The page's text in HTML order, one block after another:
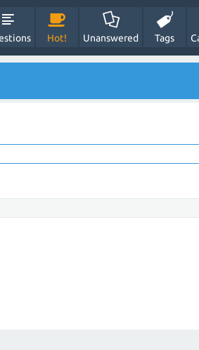
Hot! Unanswered Tags